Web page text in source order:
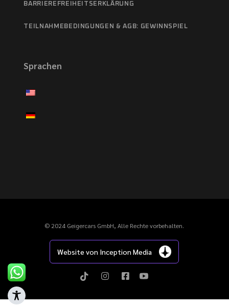
BARRIEREFREIHEITSERKLÄRUNG
TEILNAHMEBEDINGUNGEN & AGB: GEWINNSPIEL
Sprachen
© 2024 Geigercars GmbH, Alle Rechte vorbehalten.
Website von Inception Media